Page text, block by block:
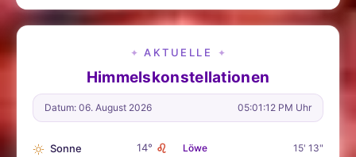
✦ AKTUELLE ✦
Himmelskonstellationen
Datum: 06. August 2026 05:01:14 PM Uhr
Sonne 14° ♌ Löwe 15' 13"